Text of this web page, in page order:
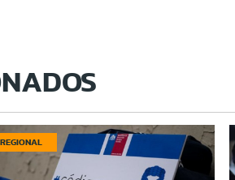
REGIONAL